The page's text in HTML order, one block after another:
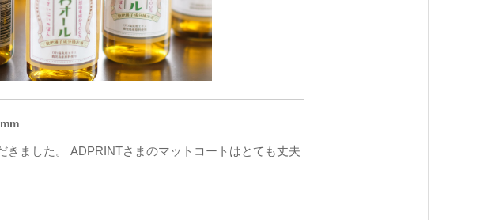
ました。 ADPRINTさまのマットコートはとても丈夫